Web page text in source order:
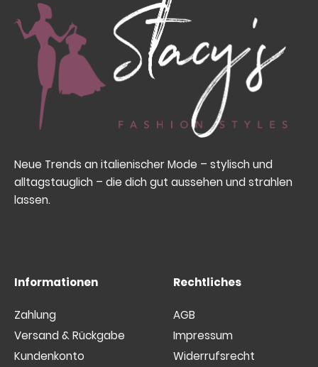
Neue Trends an italienischer Mode – stylisch und
alltagstauglich – die dich gut aussehen und strahlen
lassen.
Informationen
Zahlung
Versand & Rückgabe
Kundenkonto
Rechtliches
AGB
Impressum
Widerrufsrecht